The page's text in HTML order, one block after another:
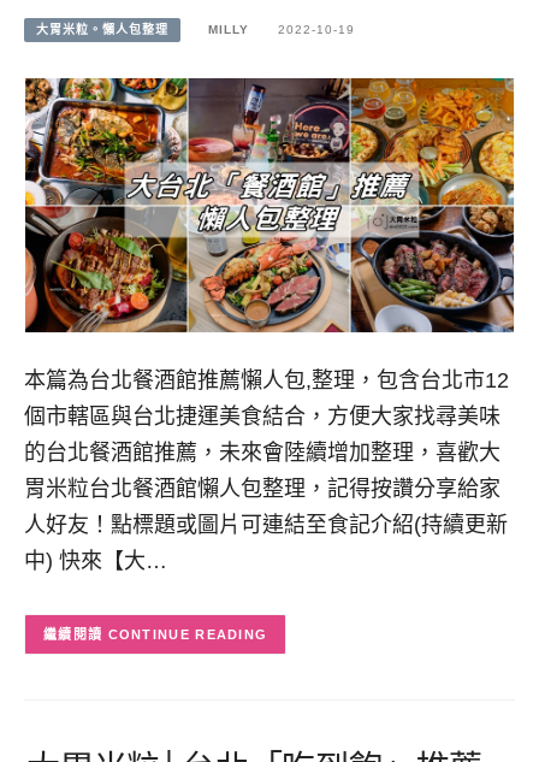
大胃米粒。懶人包整理 MILLY 2022-10-19
本篇為台北餐酒館推薦懶人包,整理，包含台北市12
個市轄區與台北捷運美食結合，方便大家找尋美味
的台北餐酒館推薦，未來會陸續增加整理，喜歡大
胃米粒台北餐酒館懶人包整理，記得按讚分享給家
人好友！點標題或圖片可連結至食記介紹(持續更新
中) 快來【大…
CONTINUE READING